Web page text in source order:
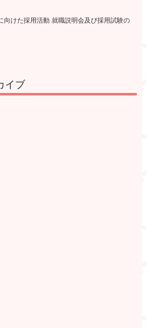
向けた採用活動 就職説明会及び採用試験の
イブ